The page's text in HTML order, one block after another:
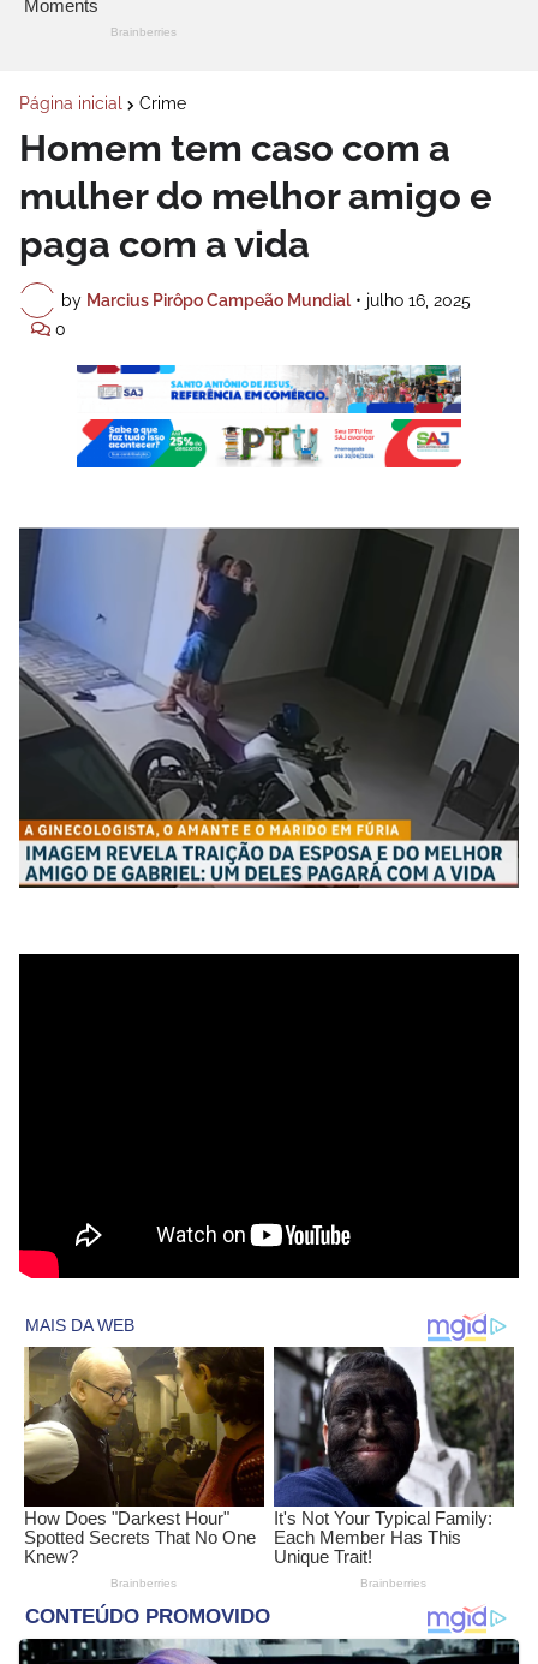
Página inicial Crime
Homem tem caso com a
mulher do melhor amigo e
paga com a vida
by Marcius Pirôpo Campeão Mundial • julho 16, 2025
0